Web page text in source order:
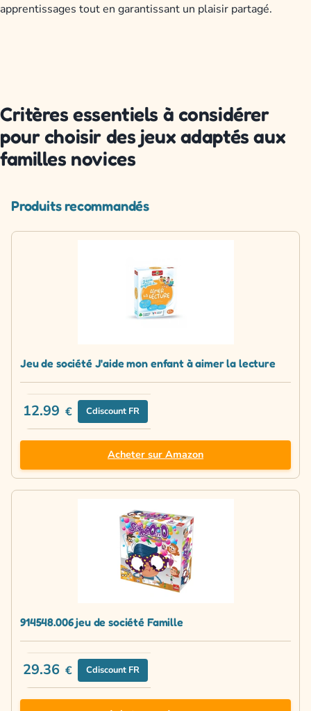
apprentissages tout en garantissant un plaisir partagé.
Critères essentiels à considérer
pour choisir des jeux adaptés aux
familles novices
Produits recommandés
Jeu de société J'aide mon enfant à aimer la lecture
12.99 € Cdiscount FR
Acheter sur Amazon
914548.006 jeu de société Famille
29.36 € Cdiscount FR